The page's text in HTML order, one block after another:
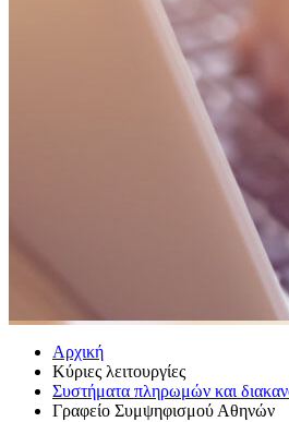
Αρχική
Κύριες λειτουργίες
Συστήματα πληρωμών και
Γραφείο Συμψηφισμού Αθηνών